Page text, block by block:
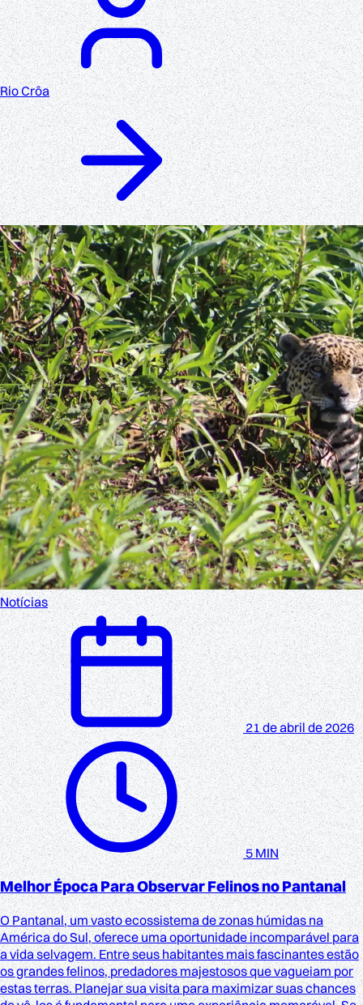
Rio Crôa
Notícias
21 de abril de 2026
5 MIN
Melhor Época Para Observar Felinos no Pantanal
O Pantanal, um vasto ecossistema de zonas húmidas na
América do Sul, oferece uma oportunidade incomparável para
a vida selvagem. Entre seus habitantes mais fascinantes estão
os grandes felinos, predadores majestosos que vagueiam por
estas terras. Planejar sua visita para maximizar suas chances